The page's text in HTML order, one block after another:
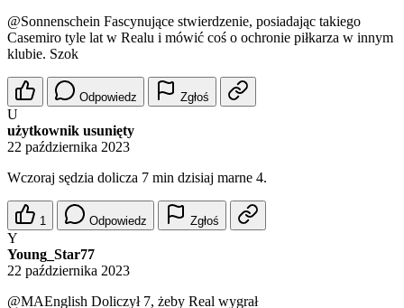
@Sonnenschein Fascynujące stwierdzenie, posiadając takiego
Casemiro tyle lat w Realu i mówić coś o ochronie piłkarza w innym
klubie. Szok
Odpowiedz Zgłoś
U
użytkownik usunięty
22 października 2023
Wczoraj sędzia dolicza 7 min dzisiaj marne 4.
1 Odpowiedz Zgłoś
Y
Young_Star77
22 października 2023
@MAEnglish Doliczył 7, żeby Real wygrał